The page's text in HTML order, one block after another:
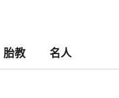
胎教 名人